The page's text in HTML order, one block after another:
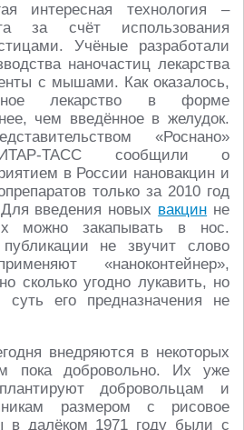
интересная технология –
за счёт использования
Учёные разработали
наночастиц лекарства
с мышами. Как оказалось,
лекарство в форме
чем введённое в желудок.
«Роснано»
ИТАР-ТАСС сообщили о
в России нановакцин и
только за 2010 год
введения новых вакцин не
можно закапывать в нос.
не звучит слово
«наноконтейнер»,
сколько угодно лукавить, но
его предназначения не
внедряются в некоторых
пока добровольно. Их уже
добровольцам и
размером с рисовое
в далёком 1971 году были с